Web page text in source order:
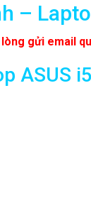
–
gửi email
ASUS